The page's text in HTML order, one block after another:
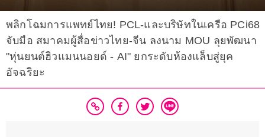
พลิกโฉมการแพทย์ไทย! PCL-และบริษัทในเครือ PCi68
จับมือ สมาคมผู้สื่อข่าวไทย-จีน ลงนาม MOU ลุยพัฒนา
"หุ่นยนต์ฮิวแมนนอยด์ - AI" ยกระดับห้องแล็บสู่ยุค
อัจฉริยะ